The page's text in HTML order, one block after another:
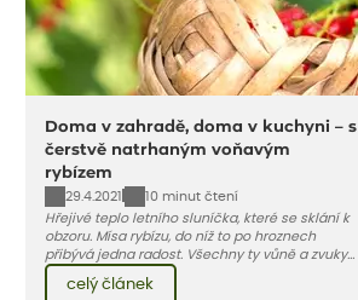
Doma v zahradě, doma v kuchyni – s
čerstvě natrhaným voňavým
rybízem
29.4.2021
10 minut čtení
Hřejivé teplo letního sluníčka, které se sklání k
obzoru. Mísa rybízu, do níž to po hroznech
přibývá jedna radost. Všechny ty vůně a zvuky
červencové zahrady. Sklizeň rybízu do kuchyně
vnese neuvěřitelný klid a radost. A taky trochu
celý článek